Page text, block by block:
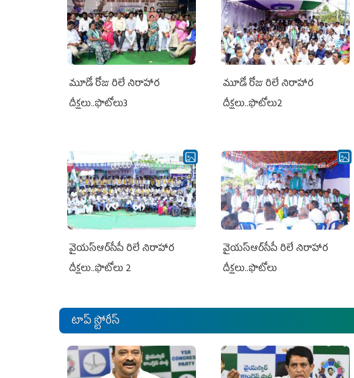
మూడో రోజు రిలే నిరాహార
దీక్షలు..ఫొటోలు3
మూడో రోజు రిలే నిరాహార
దీక్షలు..ఫొటోలు2
వైయ‌స్ఆర్‌సీపీ రిలే నిరాహార
దీక్షలు..ఫొటోలు 2
వైయ‌స్ఆర్‌సీపీ రిలే నిరాహార
దీక్షలు..ఫొటోలు
టాప్ స్టోరీస్